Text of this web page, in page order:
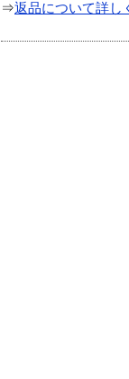
⇒返品について詳し